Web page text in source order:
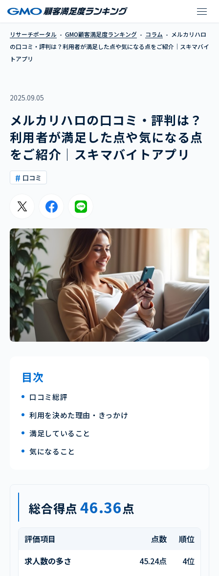
メルカリハロの口コ
リサーチポータル GMO顧客満足度ランキング コラム
メルカリハロ
の口コミ・評判は？利用者が満足した点や気になる点をご紹介│スキマバイ
トアプリ
2025.09.05
メルカリハロの口コミ・評判は？
利用者が満足した点や気になる点
をご紹介│スキマバイトアプリ
口コミ
目次
口コミ総評
利用を決めた理由・きっかけ
満足していること
気になること
総合得点 46.36点
評価項目 点数
順位
求人数の多さ
45.24点
4位